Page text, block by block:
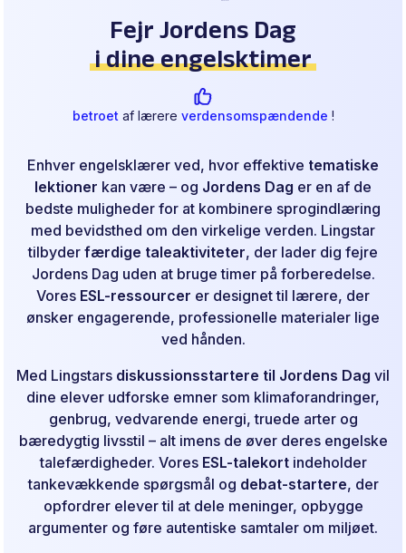
Fejr Jordens Dag
i dine engelsktimer
betroet af lærere verdensomspændende !
Enhver engelsklærer ved, hvor effektive tematiske
lektioner kan være – og Jordens Dag er en af de
bedste muligheder for at kombinere sprogindlæring
med bevidsthed om den virkelige verden. Lingstar
tilbyder færdige taleaktiviteter, der lader dig fejre
Jordens Dag uden at bruge timer på forberedelse.
Vores ESL-ressourcer er designet til lærere, der
ønsker engagerende, professionelle materialer lige
ved hånden.
Med Lingstars diskussionsstartere til Jordens Dag vil
dine elever udforske emner som klimaforandringer,
genbrug, vedvarende energi, truede arter og
bæredygtig livsstil – alt imens de øver deres engelske
talefærdigheder. Vores ESL-talekortindeholder
tankevækkende spørgsmål og debat-startere, der
opfordrer elever til at dele meninger, opbygge
argumenter og føre autentiske samtaler om miljøet.